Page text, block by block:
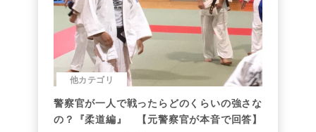
他カテゴリ
警察官が一人で戦ったらどのくらいの強さな
の？『柔道編』 【元警察官が本音で回答】